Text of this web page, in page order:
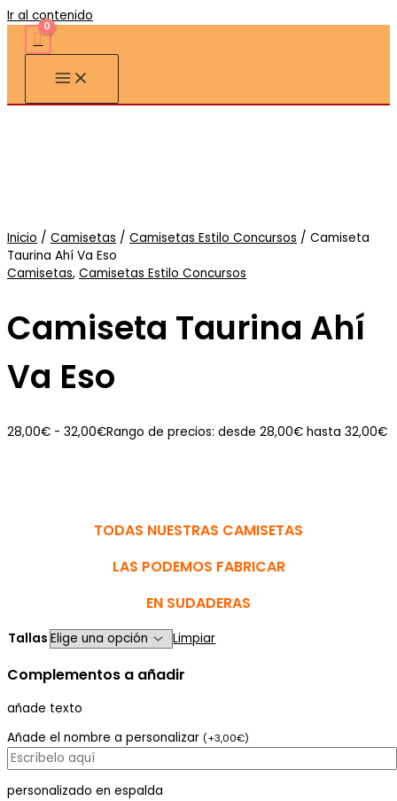
Ir al contenido
Inicio / Camisetas / Camisetas Estilo Concursos / Camiseta
Taurina Ahí Va Eso
Camisetas, Camisetas Estilo Concursos
Camiseta Taurina Ahí
Va Eso
28,00€ - 32,00€Rango de precios: desde 28,00€ hasta 32,00€
TODAS NUESTRAS CAMISETAS
LAS PODEMOS FABRICAR
EN SUDADERAS
Tallas Limpiar
Complementos a añadir
añade texto
Añade el nombre a personalizar (+3,00€)
personalizado en espalda